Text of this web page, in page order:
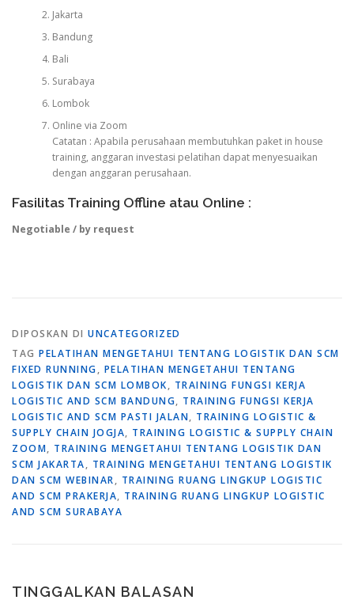
Jakarta
Bandung
Bali
Surabaya
Lombok
Online via Zoom
Catatan : Apabila perusahaan membutuhkan paket in house
training, anggaran investasi pelatihan dapat menyesuaikan
dengan anggaran perusahaan.
Fasilitas Training Offline atau Online :
Negotiable / by request
DIPOSKAN DI UNCATEGORIZED
TAG PELATIHAN MENGETAHUI TENTANG LOGISTIK DAN SCM
FIXED RUNNING, PELATIHAN MENGETAHUI TENTANG
LOGISTIK DAN SCM LOMBOK, TRAINING FUNGSI KERJA
LOGISTIC AND SCM BANDUNG, TRAINING FUNGSI KERJA
LOGISTIC AND SCM PASTI JALAN, TRAINING LOGISTIC &
SUPPLY CHAIN JOGJA, TRAINING LOGISTIC & SUPPLY CHAIN
ZOOM, TRAINING MENGETAHUI TENTANG LOGISTIK DAN
SCM JAKARTA, TRAINING MENGETAHUI TENTANG LOGISTIK
DAN SCM WEBINAR, TRAINING RUANG LINGKUP LOGISTIC
AND SCM PRAKERJA, TRAINING RUANG LINGKUP LOGISTIC
AND SCM SURABAYA
TINGGALKAN BALASAN